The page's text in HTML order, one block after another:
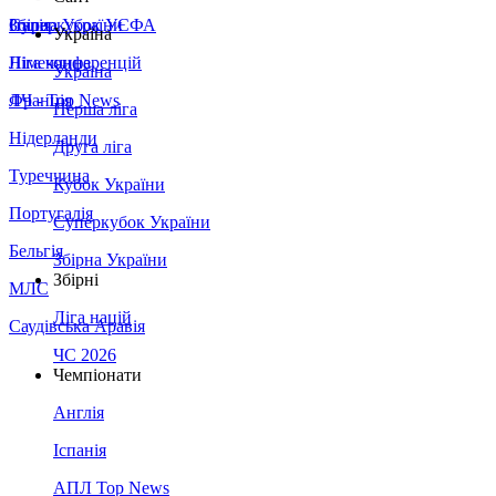
Збірна України
Італія
Німеччина
Франція
Нідерланди
Туреччина
Португалія
Бельгія
МЛС
Саудівська Аравія
Суперкубок УЄФА
Ліга конференцій
ЛЧ - Top News
Україна
Україна
Перша ліга
Друга ліга
Кубок України
Суперкубок України
Збірна України
Збірні
Ліга націй
ЧС 2026
Чемпіонати
Англія
Іспанія
АПЛ Top News